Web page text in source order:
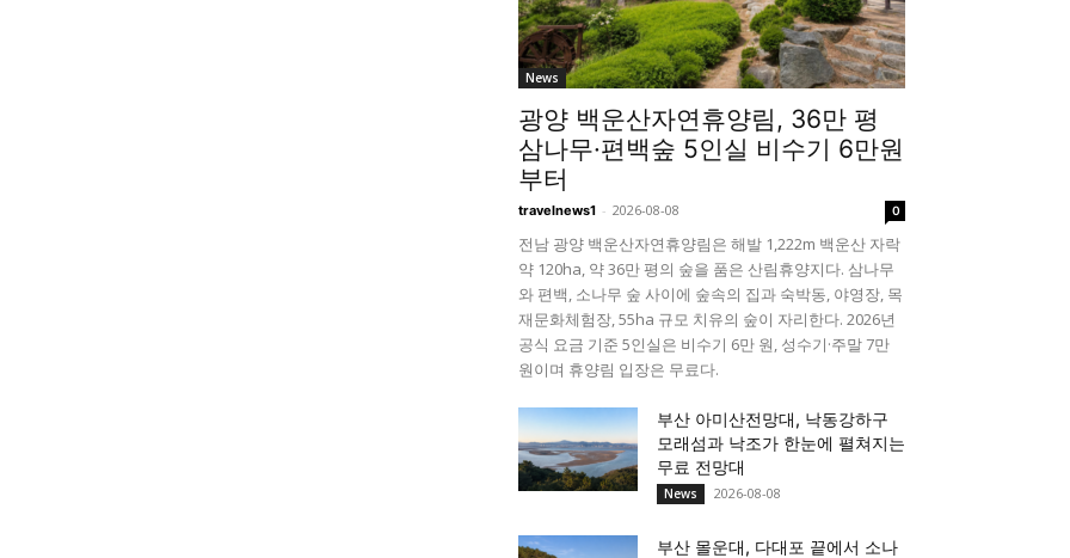
News
광양 백운산자연휴양림, 36만 평
삼나무·편백숲 5인실 비수기 6만원
부터
travelnews1 - 2026-08-08 0
전남 광양 백운산자연휴양림은 해발 1,222m 백운산 자락
약 120ha, 약 36만 평의 숲을 품은 산림휴양지다. 삼나무
와 편백, 소나무 숲 사이에 숲속의 집과 숙박동, 야영장, 목
재문화체험장, 55ha 규모 치유의 숲이 자리한다. 2026년
공식 요금 기준 5인실은 비수기 6만 원, 성수기·주말 7만
원이며 휴양림 입장은 무료다.
부산 아미산전망대, 낙동강하구
모래섬과 낙조가 한눈에 펼쳐지는
무료 전망대
News 2026-08-08
부산 몰운대, 다대포 끝에서 소나